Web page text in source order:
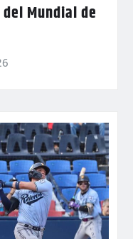
Mundial de